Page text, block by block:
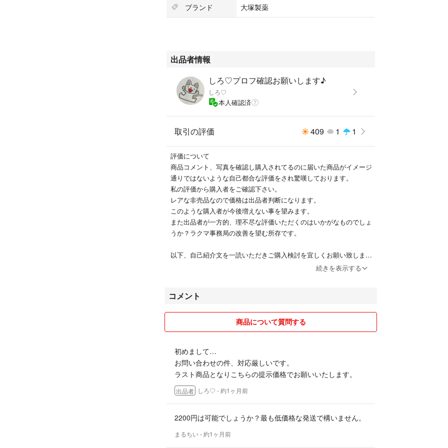
スポーツバッグ
ブランド 大塚製薬
出品者情報
しろ♡プロフ確認お願いします♪
しろ♡
本人確認済
取引の評価 409 1 1
評価について
商品コメント、写真を確認し購入されてるのに届いた商品がイメージ
通りではないような自己都合な評価をされ驚嘆しております。
私の評価から購入者をご確認下さい。
レアな非売品なので価格は出品者判断になります。
このような購入者が今後増えない事を望みます。
また出品者が一方的、理不尽な評価いただくのはいかがなものでしょ
うか？ラクマ事務局の改善を望む所存です。
以下、自己紹介文を一読いただきご購入検討を宜しくお願い致しま
方を優先と致します。
こちらのタイミングでお値下げやセールを行うことはありますが、そ
の都度の最低価格を設定しておりますので、お値段交渉は承ることが
出来ません。
ますので、前に見た時よりも価格が上がっているということもあると
思います。ご了承下さい。
商品同梱発送出来るものと出来ないものがございます。同梱できる場
合、お値下げ対応しますのでコメント下さいませ。
りますのでご了承ください。
商品の取り置きは、基本的にはしていません。
続きを表示する
コメント
商品について質問する
初めまして…
お問い合わせの件、対応厳しいです。
ラスト商品となりこちらの提示価格でお願いいたします。
出品者 しろ♡ - 約1ヶ月前
2200円は可能でしょうか？最も低価格な発送で構いません。
まるちい- 約1ヶ月前